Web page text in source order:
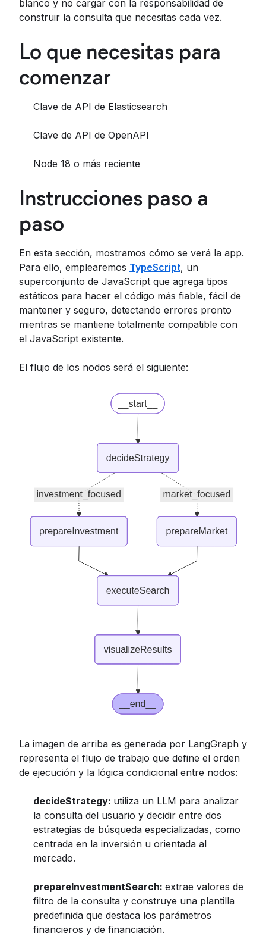
blanco y no cargar con la responsabilidad de
construir la consulta que necesitas cada vez.
Lo que necesitas para
comenzar
Clave de API de Elasticsearch
Clave de API de OpenAPI
Node 18 o más reciente
Instrucciones paso a
paso
En esta sección, mostramos cómo se verá la app.
Para ello, emplearemos TypeScript, un
superconjunto de JavaScript que agrega tipos
estáticos para hacer el código más fiable, fácil de
mantener y seguro, detectando errores pronto
mientras se mantiene totalmente compatible con
el JavaScript existente.
El flujo de los nodos será el siguiente:
La imagen de arriba es generada por LangGraph y
representa el flujo de trabajo que define el orden
de ejecución y la lógica condicional entre nodos:
decideStrategy: utiliza un LLM para analizar
la consulta del usuario y decidir entre dos
estrategias de búsqueda especializadas, como
centrada en la inversión u orientada al
mercado.
prepareInvestmentSearch: extrae valores de
filtro de la consulta y construye una plantilla
predefinida que destaca los parámetros
financieros y de financiación.